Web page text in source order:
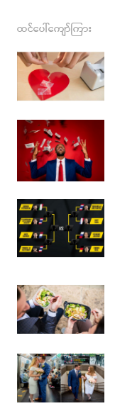
ထင်ပေါ်ကျော်ကြား